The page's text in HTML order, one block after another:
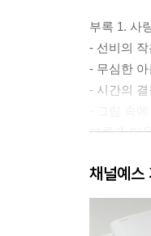
부록 1. 사
- 선비의
- 무심한
- 시간의
부록 2. 마
채널예스